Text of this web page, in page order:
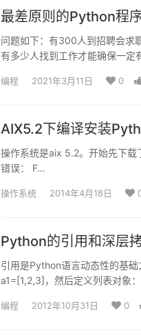
最差原则的Python程
问题如下：有300人到招聘会求
有多少人找到工作才能确保一
编程 2021年3月11日 0
AIX5.2下编译安装
操作系统是aix 5.2。开始先下
错误： F…
操作系统 2014年4月18日
Python的引用和深层
引用是Python语言动态性的基
a1=[1,2,3]，然后定义列表对象
编程 2012年10月31日 0